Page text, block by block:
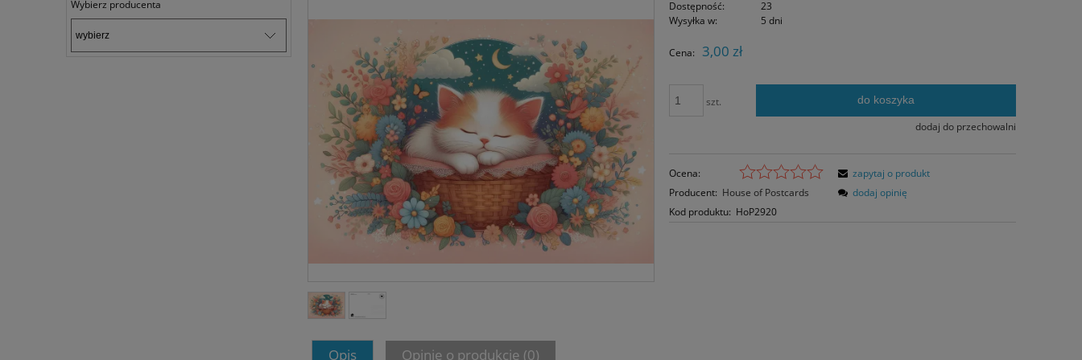
Wybierz producenta Dostępność:
23
Wysyłka w:
5 dni
Cena: 3,00 zł
szt. do koszyka
dodaj do przechowalni
Ocena:
Producent: House of Postcards
Kod produktu: HoP2920
zapytaj o produkt
dodaj opinię
Opis Opinie o produkcie (0)